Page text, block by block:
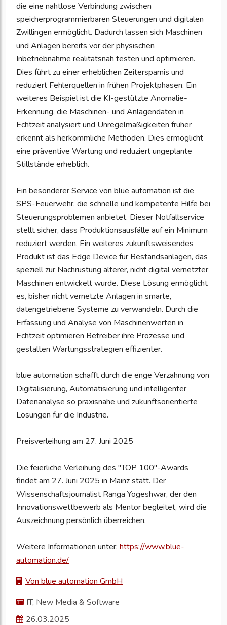
die eine nahtlose Verbindung zwischen
speicherprogrammierbaren Steuerungen und digitalen
Zwillingen ermöglicht. Dadurch lassen sich Maschinen
und Anlagen bereits vor der physischen
Inbetriebnahme realitätsnah testen und optimieren.
Dies führt zu einer erheblichen Zeitersparnis und
reduziert Fehlerquellen in frühen Projektphasen. Ein
weiteres Beispiel ist die KI-gestützte Anomalie-
Erkennung, die Maschinen- und Anlagendaten in
Echtzeit analysiert und Unregelmäßigkeiten früher
erkennt als herkömmliche Methoden. Dies ermöglicht
eine präventive Wartung und reduziert ungeplante
Stillstände erheblich.
Ein besonderer Service von blue automation ist die
SPS-Feuerwehr, die schnelle und kompetente Hilfe bei
Steuerungsproblemen anbietet. Dieser Notfallservice
stellt sicher, dass Produktionsausfälle auf ein Minimum
reduziert werden. Ein weiteres zukunftsweisendes
Produkt ist das Edge Device für Bestandsanlagen, das
speziell zur Nachrüstung älterer, nicht digital vernetzter
Maschinen entwickelt wurde. Diese Lösung ermöglicht
es, bisher nicht vernetzte Anlagen in smarte,
datengetriebene Systeme zu verwandeln. Durch die
Erfassung und Analyse von Maschinenwerten in
Echtzeit optimieren Betreiber ihre Prozesse und
gestalten Wartungsstrategien effizienter.
blue automation schafft durch die enge Verzahnung von
Digitalisierung, Automatisierung und intelligenter
Datenanalyse so praxisnahe und zukunftsorientierte
Lösungen für die Industrie.
Preisverleihung am 27. Juni 2025
Die feierliche Verleihung des "TOP 100"-Awards
findet am 27. Juni 2025 in Mainz statt. Der
Wissenschaftsjournalist Ranga Yogeshwar, der den
Innovationswettbewerb als Mentor begleitet, wird die
Auszeichnung persönlich überreichen.
Weitere Informationen unter: https://www.blue-
automation.de/
Von blue automation GmbH
IT, New Media & Software
26.03.2025